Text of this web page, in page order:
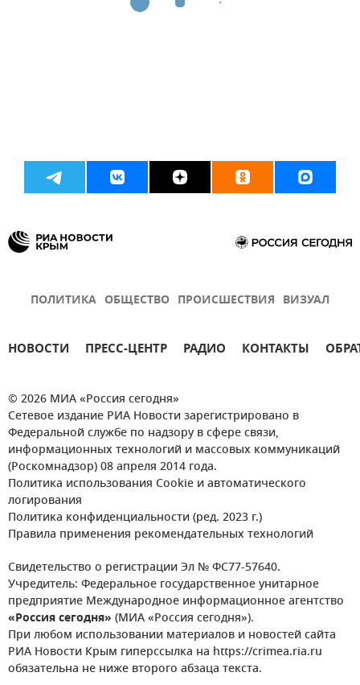
ПОЛИТИКА ОБЩЕСТВО ПРОИСШЕСТВИЯ ВИЗУАЛ
НОВОСТИ ПРЕСС-ЦЕНТР РАДИО КОНТАКТЫ
© 2026 МИА «Россия сегодня»
Сетевое издание РИА Новости зарегистрировано в
Федеральной службе по надзору в сфере связи,
информационных технологий и массовых коммуникаций
(Роскомнадзор) 08 апреля 2014 года.
Политика использования Cookie и автоматического
логирования
Политика конфиденциальности (ред. 2023 г.)
Правила применения рекомендательных технологий
Свидетельство о регистрации Эл № ФС77-57640.
Учредитель: Федеральное государственное унитарное
предприятие Международное информационное агентство
«Россия сегодня» (МИА «Россия сегодня»).
При любом использовании материалов и новостей сайта
РИА Новости Крым гиперссылка на https://crimea.ria.ru
обязательна не ниже второго абзаца текста.